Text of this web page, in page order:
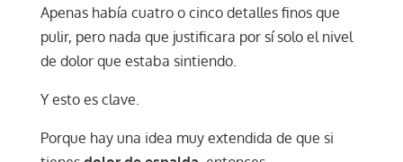
Apenas había cuatro o cinco detalles finos que
pulir, pero nada que justificara por sí solo el nivel
de dolor que estaba sintiendo.
Y esto es clave.
Porque hay una idea muy extendida de que si